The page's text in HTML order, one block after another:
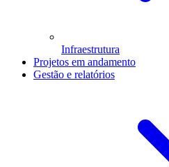
Infraestrutura
Projetos em andamento
Gestão e relatórios